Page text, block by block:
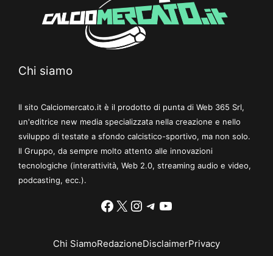
Chi siamo
Il sito Calciomercato.it è il prodotto di punta di Web 365 Srl,
un'editrice new media specializzata nella creazione e nello
sviluppo di testate a sfondo calcistico-sportivo, ma non solo.
Il Gruppo, da sempre molto attento alle innovazioni
tecnologiche (interattività, Web 2.0, streaming audio e video,
podcasting, ecc.).
Facebook
X Instagram
Telegram
YouTube
Chi SiamoRedazioneDisclaimerPrivacy